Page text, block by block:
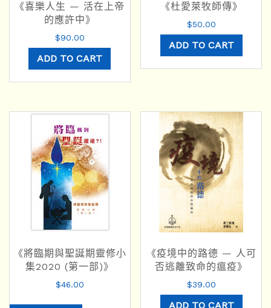
《喜樂人生 — 活在上帝
的應許中》
$90.00
ADD TO CART
《杜愛萊牧師傳》
$50.00
ADD TO CART
《將臨期與聖誕期靈修小
集2020 (第一部)》
$46.00
《疫境中的路德 — 人可
否逃離致命的瘟疫》
$39.00
ADD TO CART